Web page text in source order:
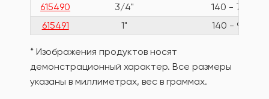
615490
3/4"
140 - 700
615491
1" 140 - 980
* Изображения продуктов носят
демонстрационный характер. Все размеры
указаны в миллиметрах, вес в граммах.